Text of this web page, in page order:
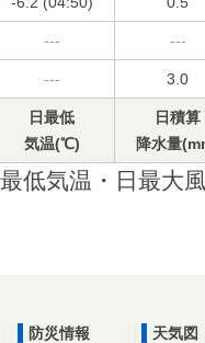
--- ---
--- 3.0
日最低
気温(℃)
日積算
降水量
低気温・日最大
防災情報
天気図